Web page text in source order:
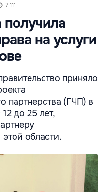
7 111
на услуги
приняло
партнерства (ГЧП) в
до 25 лет,
области.